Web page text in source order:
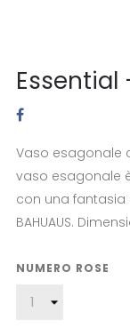
Essential
Vaso esagonale
vaso esagonale
con una fantasia
BAHUAUS.
NUMERO ROSE